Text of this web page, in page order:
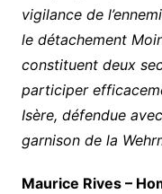
vigilance de
le détachement
constituent deux
participer
Isère, défendue
garnison de la
Maurice Rives –